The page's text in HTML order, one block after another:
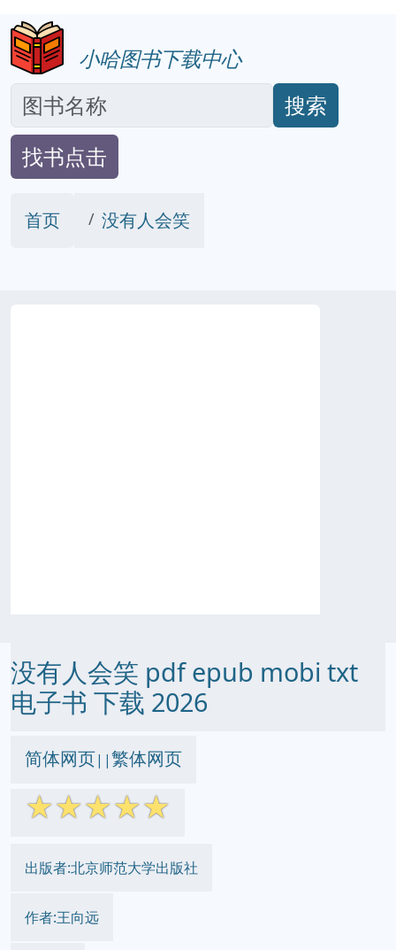
小哈图书下载中心
搜索
找书点击
首页 没有人会笑
没有人会笑 pdf epub mobi txt
电子书 下载 2026
简体网页||繁体网页
☆☆☆☆☆
出版者:北京师范大学出版社
作者:王向远